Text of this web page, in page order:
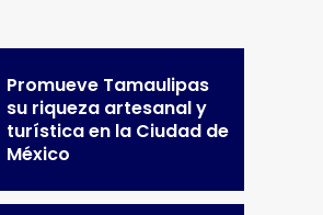
Promueve Tamaulipas
su riqueza artesanal y
turística en la Ciudad de
México